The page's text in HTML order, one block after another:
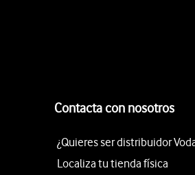
Contacta con nosotros
¿Quieres ser distribuidor
Localiza tu tienda física